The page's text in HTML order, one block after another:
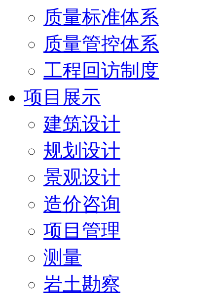
质量标准体系
质量管控体系
工程回访制度
项目展示
建筑设计
规划设计
景观设计
造价咨询
项目管理
测量
岩土勘察